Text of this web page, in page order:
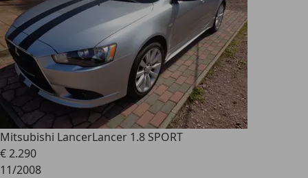
Mitsubishi LancerLancer 1.8 SPORT
€ 2.290
11/2008